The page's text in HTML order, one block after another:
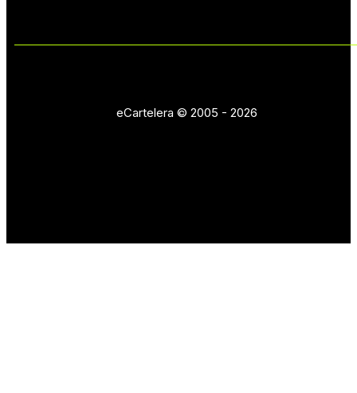
eCartelera © 2005 - 2026